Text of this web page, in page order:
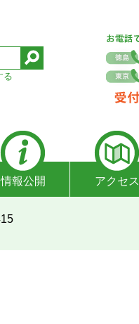
る
情報公開 アクセス